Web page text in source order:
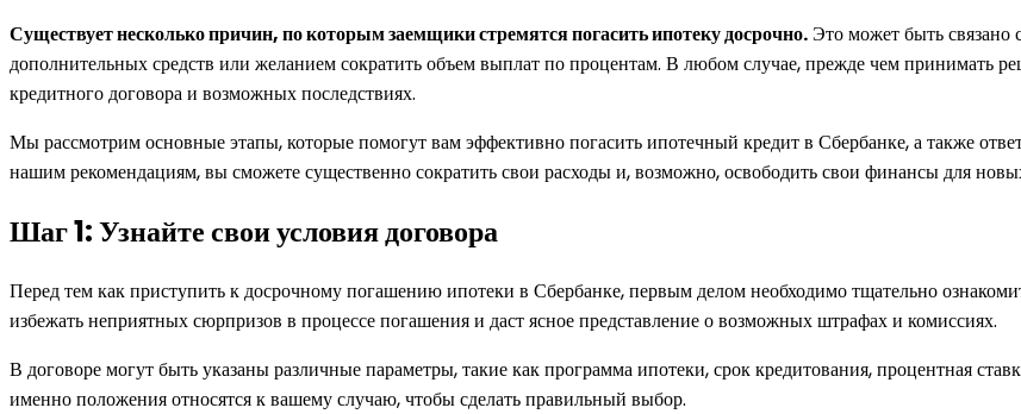
Существует несколько причин, по которым заемщики стремятся погасить ипотеку досрочно.Это может быть
дополнительных средств или желанием сократить объем выплат по процентам. В любом случае, прежде чем принимать
кредитного договора и возможных последствиях.
Мы рассмотрим основные этапы, которые помогут вам эффективно погасить ипотечный кредит в Сбербанке, а также
нашим рекомендациям, вы сможете существенно сократить свои расходы и, возможно, освободить свои финансы для
Шаг 1: Узнайте свои условия договора
Перед тем как приступить к досрочному погашению ипотеки в Сбербанке, первым делом необходимо тщательно
избежать неприятных сюрпризов в процессе погашения и даст ясное представление о возможных штрафах и комиссиях.
В договоре могут быть указаны различные параметры, такие как программа ипотеки, срок кредитования, процентная
именно положения относятся к вашему случаю, чтобы сделать правильный выбор.